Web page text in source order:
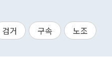
검거 구속 노조